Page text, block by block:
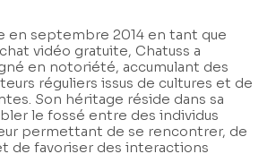
en septembre 2014 en tant que
vidéo gratuite, Chatuss a
en notoriété, accumulant des
réguliers issus de cultures et de
Son héritage réside dans sa
le fossé entre des individus
permettant de se rencontrer, de
de favoriser des interactions